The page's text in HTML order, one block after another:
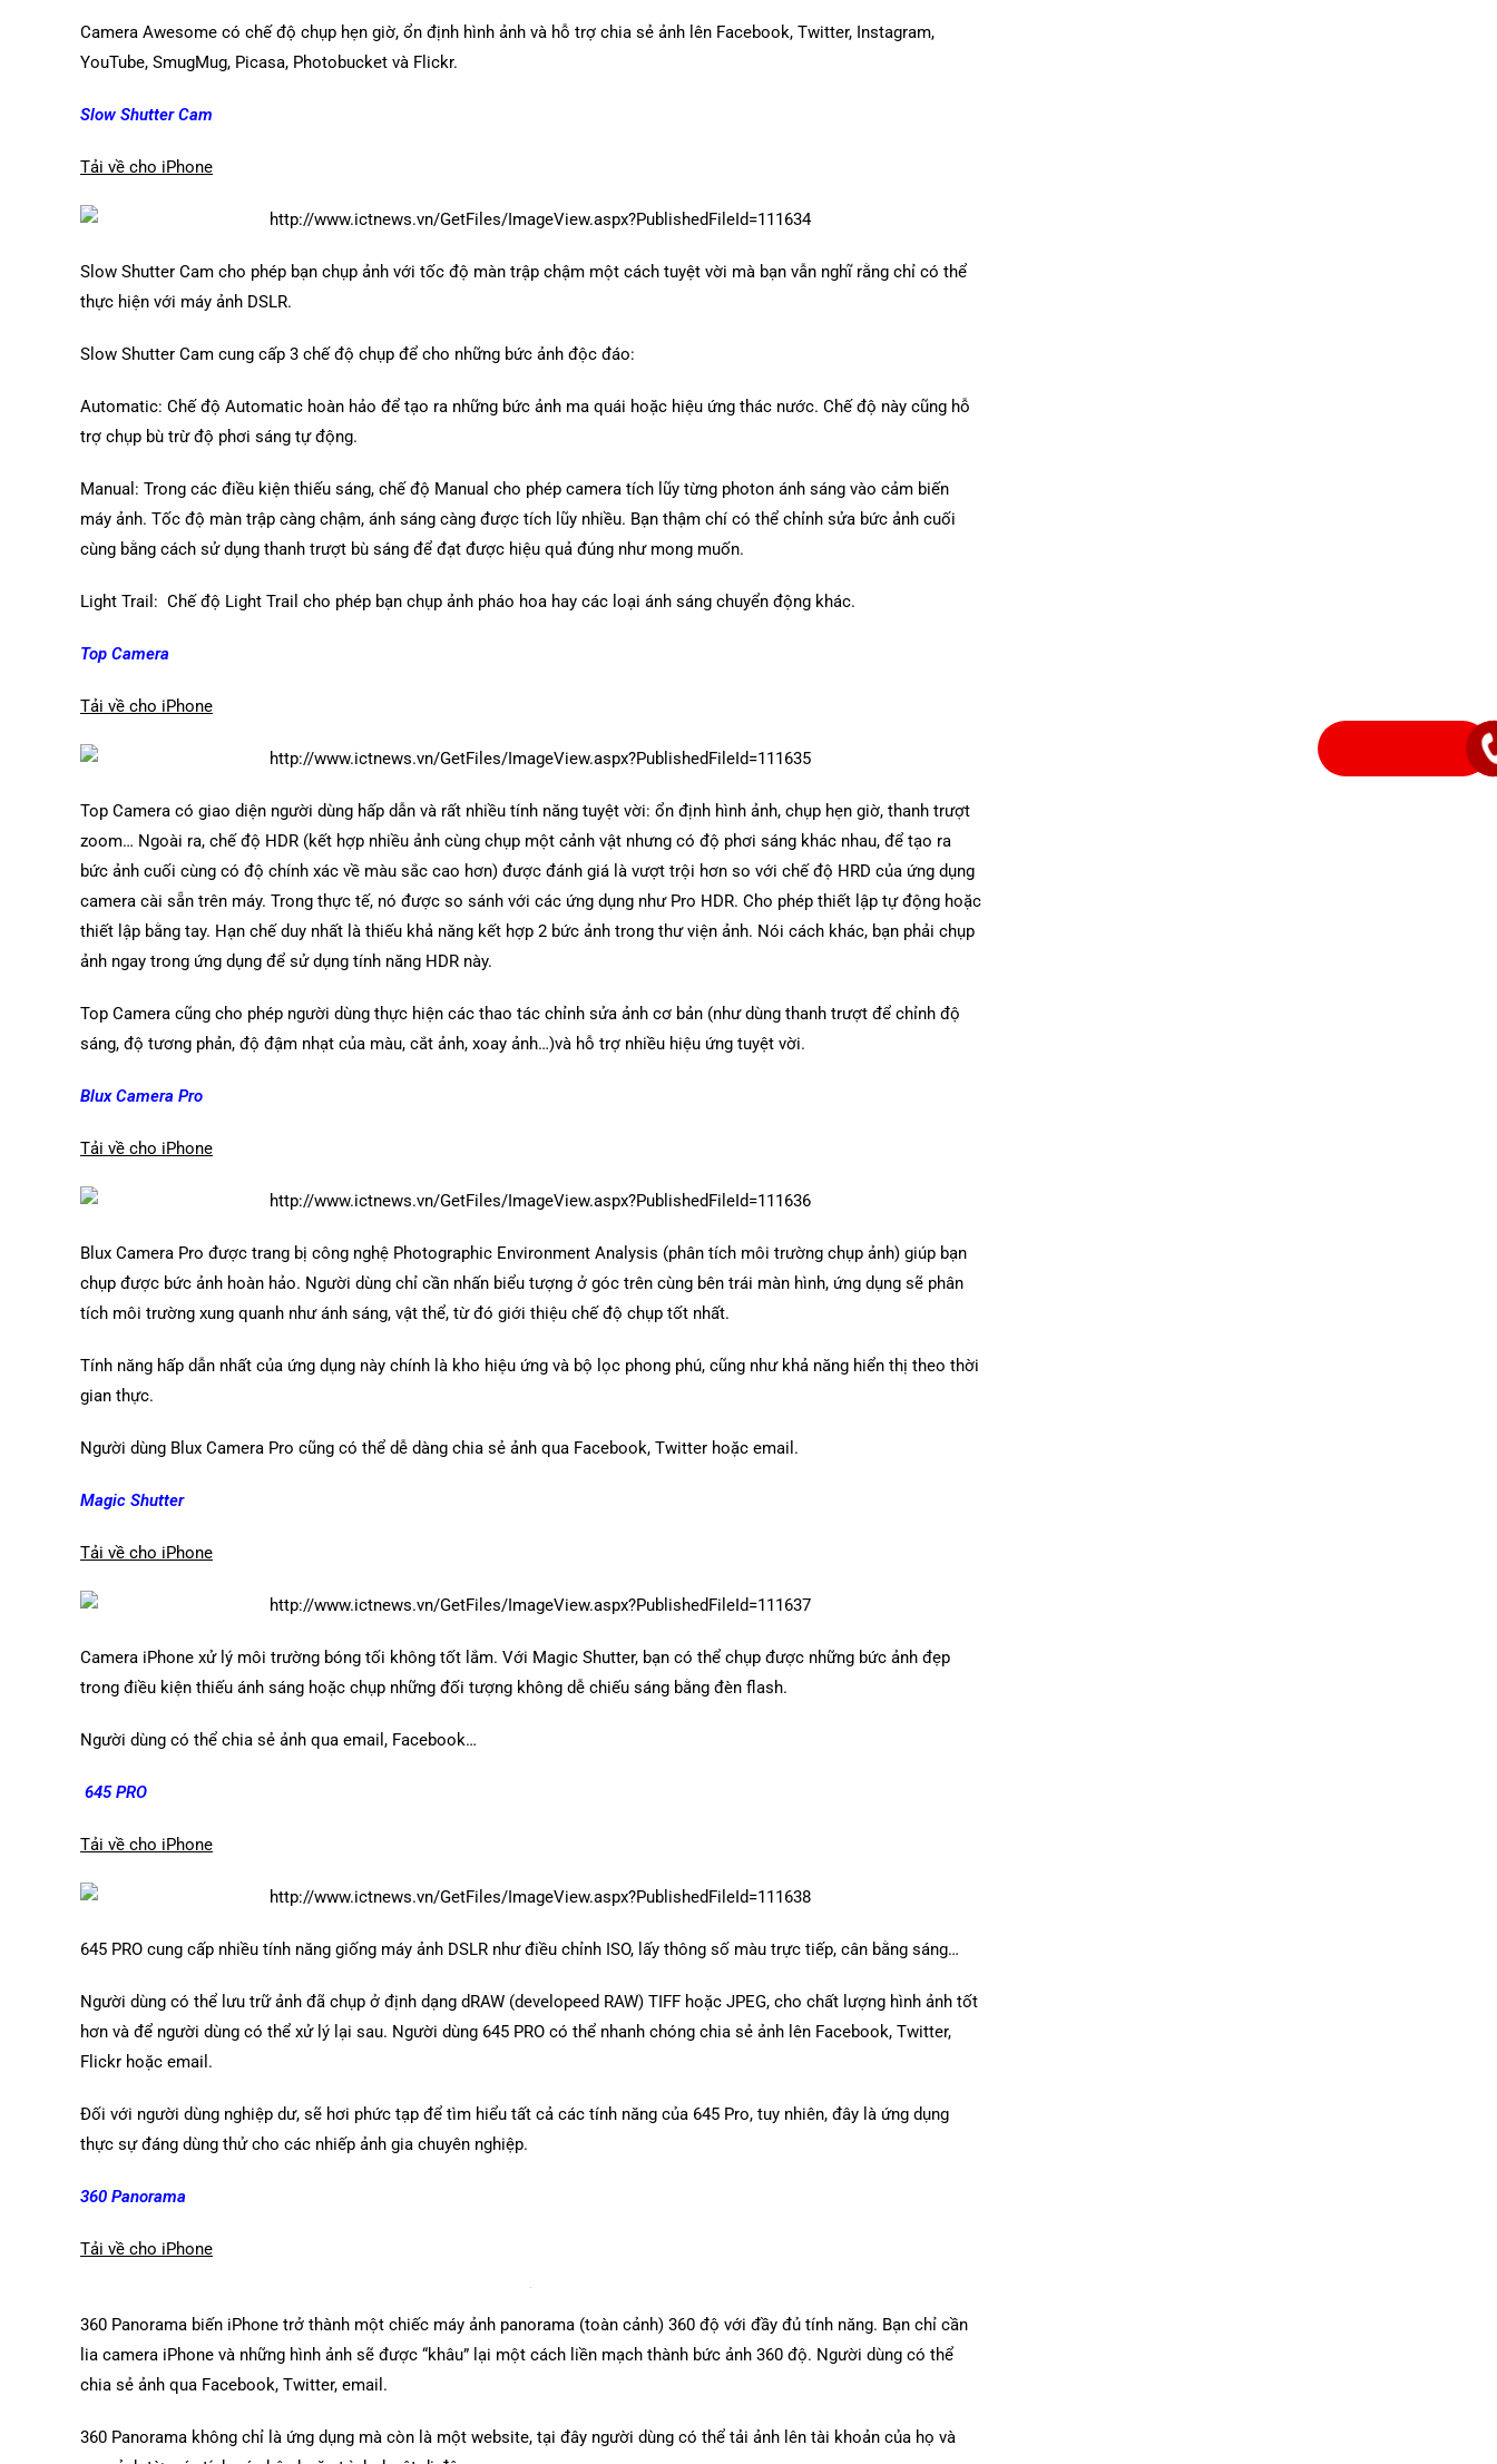
Camera Awesome có chế độ chụp hẹn giờ, ổn định hình ảnh và hỗ trợ chia sẻ ảnh lên Facebook, Twitter, Instagram,
YouTube, SmugMug, Picasa, Photobucket và Flickr.
Slow Shutter Cam
Tải về cho iPhone
Slow Shutter Cam cho phép bạn chụp ảnh với tốc độ màn trập chậm một cách tuyệt vời mà bạn vẫn nghĩ rằng chỉ có thể
thực hiện với máy ảnh DSLR.
Slow Shutter Cam cung cấp 3 chế độ chụp để cho những bức ảnh độc đáo:
Automatic: Chế độ Automatic hoàn hảo để tạo ra những bức ảnh ma quái hoặc hiệu ứng thác nước. Chế độ này cũng hỗ
trợ chụp bù trừ độ phơi sáng tự động.
Manual: Trong các điều kiện thiếu sáng, chế độ Manual cho phép camera tích lũy từng photon ánh sáng vào cảm biến
máy ảnh. Tốc độ màn trập càng chậm, ánh sáng càng được tích lũy nhiều. Bạn thậm chí có thể chỉnh sửa bức ảnh cuối
cùng bằng cách sử dụng thanh trượt bù sáng để đạt được hiệu quả đúng như mong muốn.
Light Trail: Chế độ Light Trail cho phép bạn chụp ảnh pháo hoa hay các loại ánh sáng chuyển động khác.
Top Camera
Tải về cho iPhone
Top Camera có giao diện người dùng hấp dẫn và rất nhiều tính năng tuyệt vời: ổn định hình ảnh, chụp hẹn giờ, thanh trượt
zoom… Ngoài ra, chế độ HDR (kết hợp nhiều ảnh cùng chụp một cảnh vật nhưng có độ phơi sáng khác nhau, để tạo ra
bức ảnh cuối cùng có độ chính xác về màu sắc cao hơn) được đánh giá là vượt trội hơn so với chế độ HRD của ứng dụng
camera cài sẵn trên máy. Trong thực tế, nó được so sánh với các ứng dụng như Pro HDR. Cho phép thiết lập tự động hoặc
thiết lập bằng tay. Hạn chế duy nhất là thiếu khả năng kết hợp 2 bức ảnh trong thư viện ảnh. Nói cách khác, bạn phải chụp
ảnh ngay trong ứng dụng để sử dụng tính năng HDR này.
Top Camera cũng cho phép người dùng thực hiện các thao tác chỉnh sửa ảnh cơ bản (như dùng thanh trượt để chỉnh độ
sáng, độ tương phản, độ đậm nhạt của màu, cắt ảnh, xoay ảnh…)và hỗ trợ nhiều hiệu ứng tuyệt vời.
Blux Camera Pro
Tải về cho iPhone
Blux Camera Pro được trang bị công nghệ Photographic Environment Analysis (phân tích môi trường chụp ảnh) giúp bạn
chụp được bức ảnh hoàn hảo. Người dùng chỉ cần nhấn biểu tượng ở góc trên cùng bên trái màn hình, ứng dụng sẽ phân
tích môi trường xung quanh như ánh sáng, vật thể, từ đó giới thiệu chế độ chụp tốt nhất.
Tính năng hấp dẫn nhất của ứng dụng này chính là kho hiệu ứng và bộ lọc phong phú, cũng như khả năng hiển thị theo thời
gian thực.
Người dùng Blux Camera Pro cũng có thể dễ dàng chia sẻ ảnh qua Facebook, Twitter hoặc email.
Magic Shutter
Tải về cho iPhone
Camera iPhone xử lý môi trường bóng tối không tốt lắm. Với Magic Shutter, bạn có thể chụp được những bức ảnh đẹp
trong điều kiện thiếu ánh sáng hoặc chụp những đối tượng không dễ chiếu sáng bằng đèn flash.
Người dùng có thể chia sẻ ảnh qua email, Facebook…
645 PRO
Tải về cho iPhone
645 PRO cung cấp nhiều tính năng giống máy ảnh DSLR như điều chỉnh ISO, lấy thông số màu trực tiếp, cân bằng sáng…
Người dùng có thể lưu trữ ảnh đã chụp ở định dạng dRAW (developeed RAW) TIFF hoặc JPEG, cho chất lượng hình ảnh tốt
hơn và để người dùng có thể xử lý lại sau. Người dùng 645 PRO có thể nhanh chóng chia sẻ ảnh lên Facebook, Twitter,
Flickr hoặc email.
Đối với người dùng nghiệp dư, sẽ hơi phức tạp để tìm hiểu tất cả các tính năng của 645 Pro, tuy nhiên, đây là ứng dụng
thực sự đáng dùng thử cho các nhiếp ảnh gia chuyên nghiệp.
360 Panorama
Tải về cho iPhone
360 Panorama biến iPhone trở thành một chiếc máy ảnh panorama (toàn cảnh) 360 độ với đầy đủ tính năng. Bạn chỉ cần
lia camera iPhone và những hình ảnh sẽ được “khâu” lại một cách liền mạch thành bức ảnh 360 độ. Người dùng có thể
chia sẻ ảnh qua Facebook, Twitter, email.
360 Panorama không chỉ là ứng dụng mà còn là một website, tại đây người dùng có thể tải ảnh lên tài khoản của họ và